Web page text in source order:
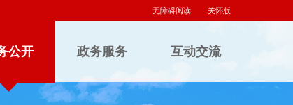
无障碍阅读 关怀版
公开 政务服务 互动交流